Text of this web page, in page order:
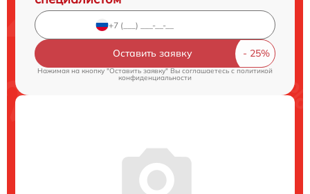
Оставить заявку
Нажимая на кнопку "Оставить заявку" Вы соглашаетесь cполитикой
конфиденциальности